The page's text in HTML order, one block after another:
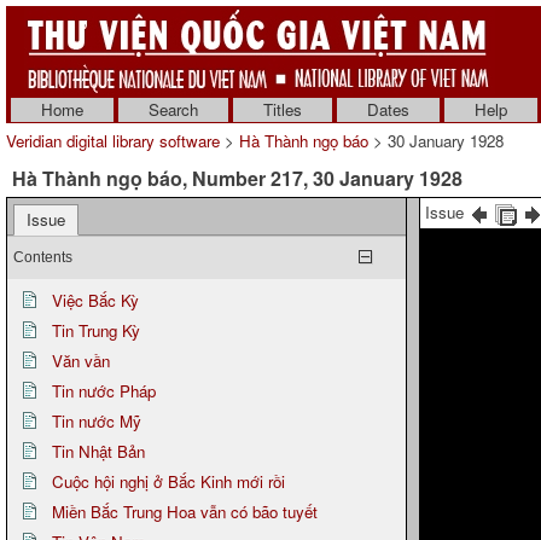
Home Search Titles Dates
Help
Veridian digital library software > Hà Thành ngọ báo > 30 January 1928
Hà Thành ngọ báo, Number 217, 30 January 1928
Issue
Contents
Việc Bắc Kỳ
Tin Trung Kỳ
Văn vần
Tin nước Pháp
Tin nước Mỹ
Tin Nhật Bản
Cuộc hội nghị ở Bắc Kinh mới rồi
Miền Bắc Trung Hoa vẫn có bão tuyết
Issue